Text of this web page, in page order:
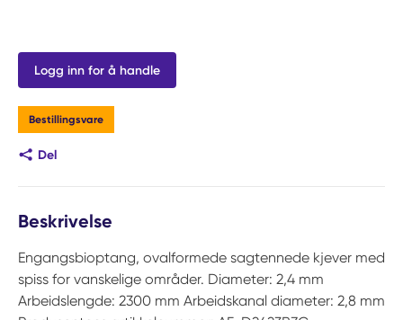
Logg inn for å handle
Bestillingsvare
Del
Beskrivelse
Engangsbioptang, ovalformede sagtennede kjever med
spiss for vanskelige områder. Diameter: 2,4 mm
Arbeidslengde: 2300 mm Arbeidskanal diameter: 2,8 mm